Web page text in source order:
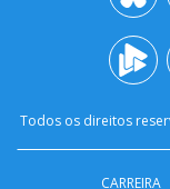
Todos os direitos
CARREIRA